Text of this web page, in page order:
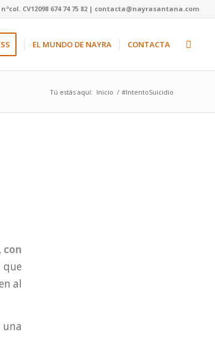
nºcol. CV12098 674 74 75 82 | contacta@nayrasantana.com
EL MUNDO DE NAYRA CONTACTA
Tú estás aquí: Inicio / #IntentoSuicidio
con
que
al
una